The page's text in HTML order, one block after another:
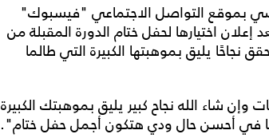
بموقع التواصل الاجتماعي "فيسبوك"
اختيارها لحفل ختام الدورة المقبلة من
يليق بموهبتها الكبيرة التي طالما
شاء الله نجاح كبير يليق بموهبتك الكبيرة
في أحسن حال ودي هتكون أجمل حفل ختام".